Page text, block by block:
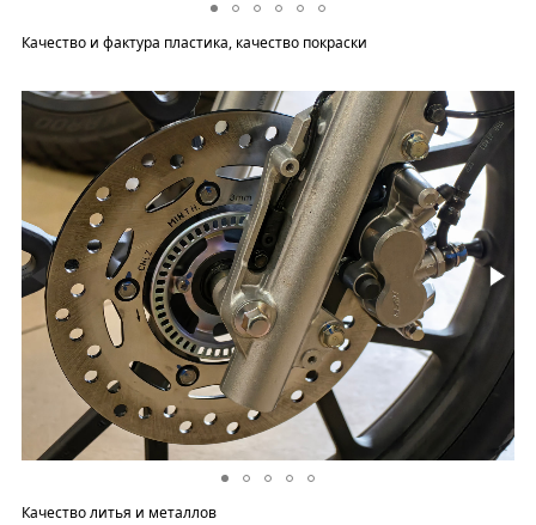
Качество и фактура пластика, качество покраски
Качество литья и металлов